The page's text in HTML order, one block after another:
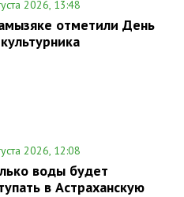
2026, 13:48
отметили День
2026, 12:08
воды будет
в Астраханскую